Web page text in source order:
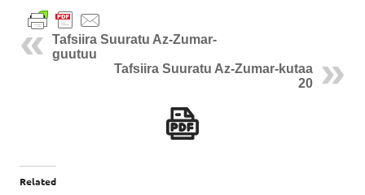
Tafsiira Suuratu Az-Zumar-
guutuu
Tafsiira Suuratu Az-Zumar-kutaa
20
Related